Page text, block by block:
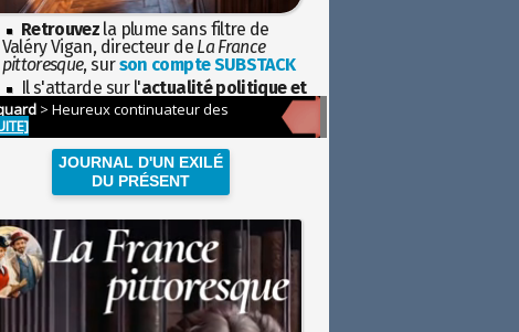
Retrouvez la plume sans filtre de
Valéry Vigan, directeur de La France
pittoresque, surson compte SUBSTACK
Il s'attarde sur l'actualité politique et
sociétaleavec la hauteur de vue de
l'Histoire
JOURNAL D'UN EXILÉ
DU PRÉSENT